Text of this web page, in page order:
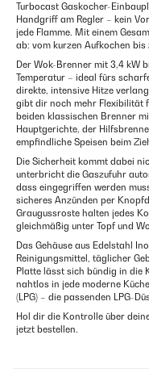
Turbocast Gaskocher-
Handgriff am Regler – kein
jede Flamme. Mit einem
ab: vom kurzen Aufkochen
Der Wok-Brenner mit 3,4 kW
Temperatur – ideal fürs
direkte, intensive Hitze
gibt dir noch mehr Flexibilität
beiden klassischen Brenner
Hauptgerichte, der
empfindliche Speisen beim
Die Sicherheit kommt dabei
unterbricht die Gaszufuhr
dass eingegriffen werden
sicheres Anzünden per
Graugussroste halten jedes
gleichmäßig unter Topf und
Das Gehäuse aus Edelstahl
Reinigungsmittel, täglicher
Platte lässt sich bündig in die
nahtlos in jede moderne
(LPG) – die passenden LPG-
Hol dir die Kontrolle über
jetzt bestellen.